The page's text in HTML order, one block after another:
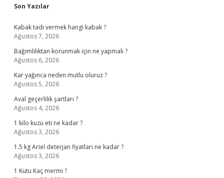
Sidebar
Son Yazılar
Kabak tadı vermek hangi kabak ?
Ağustos 7, 2026
Bağımlılıktan korunmak için ne yapmalı ?
Ağustos 6, 2026
Kar yağınca neden mutlu oluruz ?
Ağustos 5, 2026
Aval geçerlilik şartları ?
Ağustos 4, 2026
1 kilo kuzu eti ne kadar ?
Ağustos 3, 2026
1.5 kg Ariel deterjan fiyatları ne kadar ?
Ağustos 3, 2026
1 Kutu Kaç mermi ?